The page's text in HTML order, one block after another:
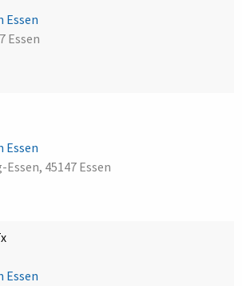
Essen
Essen
Essen
45147 Essen
Essen